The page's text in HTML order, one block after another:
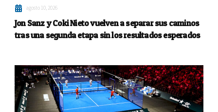
agosto 10, 2026
Jon Sanz y Coki Nieto vuelven a separar sus caminos
tras una segunda etapa sin los resultados esperados